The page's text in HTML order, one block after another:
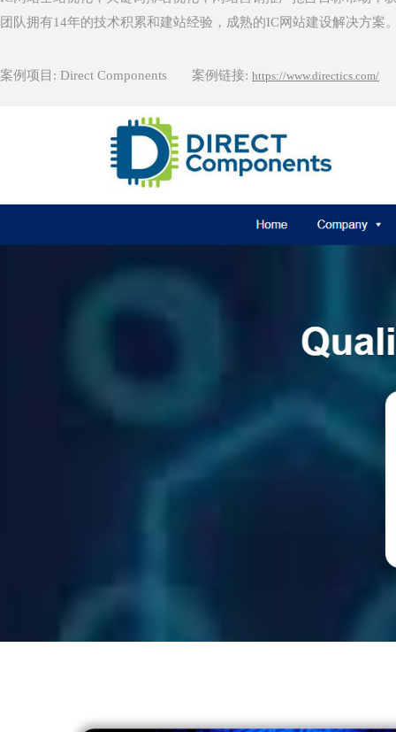
团队拥有14年的技术积累和建站经验，成熟的IC网站建设解决方案
案例项目: Direct Components 案例链接: https://www.directics.com/